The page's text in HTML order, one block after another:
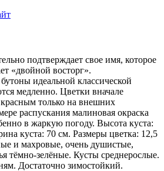
подтверждает свое имя, которое
«двойной восторг».
идеальной классической
медленно. Цветки вначале
только на внешних
распускания малиновая окраска
в жаркую погоду. Высота куста:
куста: 70 см. Размеры цветка: 12,5
и махровые, очень душистые,
тёмно-зелёные. Кусты среднерослые.
Достаточно зимостойкий.